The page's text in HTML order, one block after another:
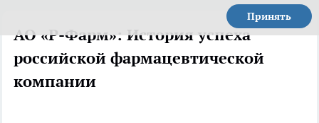
Принять
АО «Р-Фарм»: История успеха
российской фармацевтической
компании